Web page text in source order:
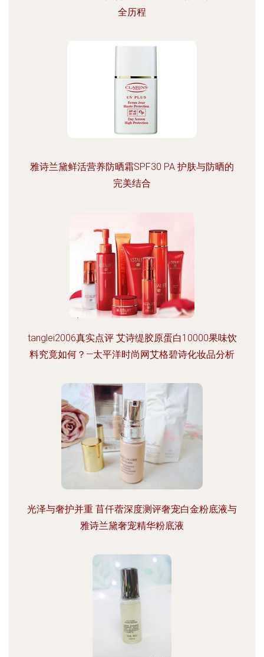
全历程
雅诗兰黛鲜活营养防晒霜SPF30 PA 护肤与防晒的
完美结合
tanglei2006真实点评 艾诗缇胶原蛋白10000果味饮
料究竟如何？—太平洋时尚网艾格碧诗化妆品分析
光泽与奢护并重 苜仟蓿深度测评奢宠白金粉底液与
雅诗兰黛奢宠精华粉底液